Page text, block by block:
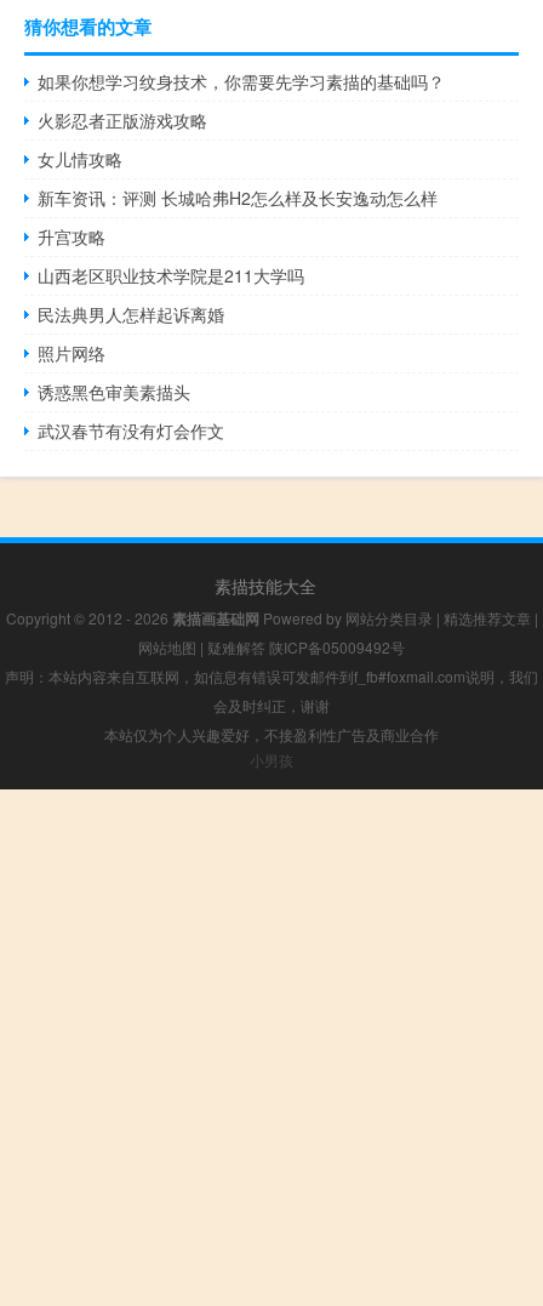
猜你想看的文章
如果你想学习纹身技术，你需要先学习素描的基础吗？
火影忍者正版游戏攻略
女儿情攻略
新车资讯：评测 长城哈弗H2怎么样及长安逸动怎么样
升宫攻略
山西老区职业技术学院是211大学吗
民法典男人怎样起诉离婚
照片网络
诱惑黑色审美素描头
武汉春节有没有灯会作文
素描技能大全
Copyright © 2012 - 2026 素描画基础网 Powered by 网站分类目录 | 精选推荐文章 |
网站地图 | 疑难解答 陕ICP备05009492号
声明：本站内容来自互联网，如信息有错误可发邮件到f_fb#foxmail.com说明，我们
会及时纠正，谢谢
本站仅为个人兴趣爱好，不接盈利性广告及商业合作
小男孩